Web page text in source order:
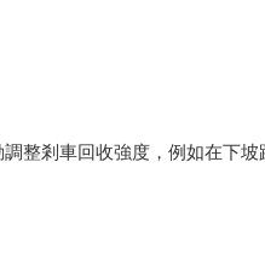
整剎車回收強度，例如在下坡